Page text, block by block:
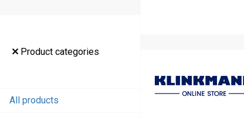
Product categories
All products